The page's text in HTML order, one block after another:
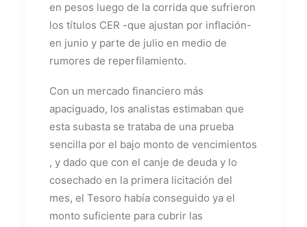
en pesos luego de la corrida que sufrieron
los títulos CER -que ajustan por inflación-
en junio y parte de julio en medio de
rumores de reperfilamiento.
Con un mercado financiero más
apaciguado, los analistas estimaban que
esta subasta se trataba de una prueba
sencilla por el bajo monto de vencimientos
, y dado que con el canje de deuda y lo
cosechado en la primera licitación del
mes, el Tesoro había conseguido ya el
monto suficiente para cubrir las